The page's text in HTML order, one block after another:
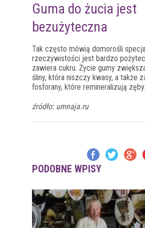
Guma do żucia jest
bezużyteczna
Tak często mówią domorośli
rzeczywistości jest bardzo
zawiera cukru. Życie gumy
śliny, która niszczy kwasy, a także
fosforany, które remineralizują zęby.
źródło: umnaja.ru
PODOBNE WPISY